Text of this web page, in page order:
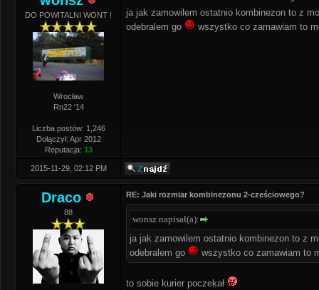
DO POWITALNI WONT !
Wrocław
Rn22 '14
Liczba postów: 1,246
Dołączył: Apr 2012
Reputacja: 13
ja jak zamowilem ostatnio kombinezon to z
odebralem go
wszystko co zamawiam to
2015-11-29, 02:12 PM
Draco
88
RE: Jaki rozmiar kombinezonu 2-cześciowego?
wonsz napisał(a):
ja jak zamowilem ostatnio kombinezon to z
odebralem go
wszystko co zamawiam to
to sobie kurier poczekał